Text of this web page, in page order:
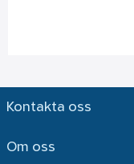
Kontakta oss
Om oss